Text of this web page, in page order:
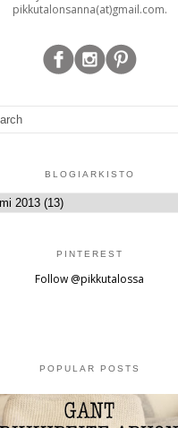
pikkutalonsanna(at)gmail.com.
BLOGIARKISTO
PINTEREST
Follow @pikkutalossa
POPULAR POSTS